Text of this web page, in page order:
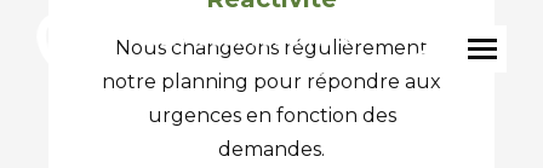
Recherche
:
Nous changeons régulièrement
notre planning pour répondre aux
urgences en fonction des
demandes.